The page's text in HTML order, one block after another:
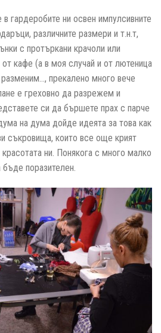
в гардеробите ни освен импулсивните
различните размери и т.н.т,
с протъркани крачоли или
от кафе (а в моя случай и от лютеница
прекалено много вече
е греховно да разрежем и
си да бършете прах с парче
на дума дойде идеята за това как
съкровища, които все още крият
ни. Понякога с много малко
поразителен.